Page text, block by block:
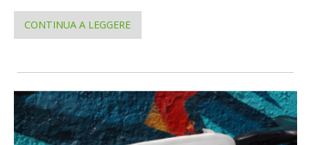
CONTINUA A LEGGERE